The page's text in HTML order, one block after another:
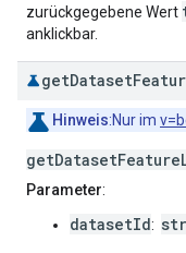
zurückgegebene Wert
anklickbar.
getDataset
Hinweis:Nur im
Parameter:
datasetId: